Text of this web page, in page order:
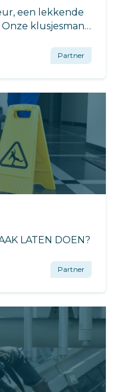
een lekkende
klusjesman
onderhoud
Partner
LATEN DOEN?
Partner